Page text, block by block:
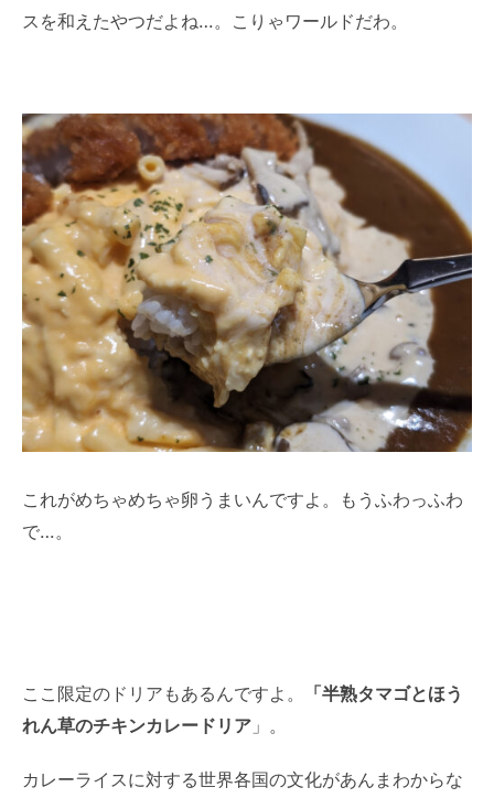
スを和えたやつだよね…。こりゃワールドだわ。
これがめちゃめちゃ卵うまいんですよ。もうふわっふわ
で…。
ここ限定のドリアもあるんですよ。
「半熟タマゴとほう
れん草のチキンカレードリア 」。
カレーライスに対する世界各国の文化があんまわからな